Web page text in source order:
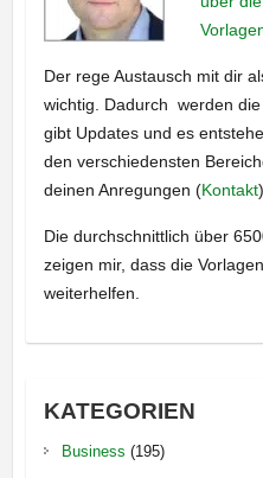
Der rege Austausch mit dir
wichtig. Dadurch werden
gibt Updates und es
den verschiedensten
deinen Anregungen (Kontakt).
Die durchschnittlich über
zeigen mir, dass die
weiterhelfen.
KATEGORIEN
Business (195)